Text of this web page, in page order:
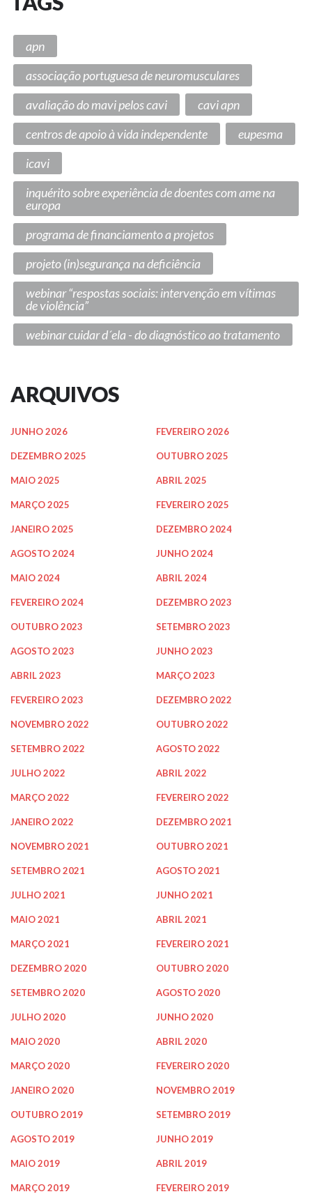
apn
associação portuguesa de neuromusculares
avaliação do mavi pelos cavi
cavi apn
centros de apoio à vida independente
eupesma
icavi
inquérito sobre experiência de doentes com ame na
europa
programa de financiamento a projetos
projeto (in)segurança na deficiência
webinar “respostas sociais: intervenção em vítimas
de violência”
webinar cuidar d´ela - do diagnóstico ao tratamento
ARQUIVOS
JUNHO 2026 FEVEREIRO 2026
DEZEMBRO 2025 OUTUBRO 2025
MAIO 2025 ABRIL 2025
MARÇO 2025 FEVEREIRO 2025
JANEIRO 2025 DEZEMBRO 2024
AGOSTO 2024 JUNHO 2024
MAIO 2024 ABRIL 2024
FEVEREIRO 2024 DEZEMBRO 2023
OUTUBRO 2023 SETEMBRO 2023
AGOSTO 2023 JUNHO 2023
ABRIL 2023 MARÇO 2023
FEVEREIRO 2023 DEZEMBRO 2022
NOVEMBRO 2022 OUTUBRO 2022
SETEMBRO 2022 AGOSTO 2022
JULHO 2022 ABRIL 2022
MARÇO 2022 FEVEREIRO 2022
JANEIRO 2022 DEZEMBRO 2021
NOVEMBRO 2021 OUTUBRO 2021
SETEMBRO 2021 AGOSTO 2021
JULHO 2021 JUNHO 2021
MAIO 2021 ABRIL 2021
MARÇO 2021 FEVEREIRO 2021
DEZEMBRO 2020 OUTUBRO 2020
SETEMBRO 2020 AGOSTO 2020
JULHO 2020 JUNHO 2020
MAIO 2020 ABRIL 2020
MARÇO 2020 FEVEREIRO 2020
JANEIRO 2020 NOVEMBRO 2019
OUTUBRO 2019 SETEMBRO 2019
AGOSTO 2019 JUNHO 2019
MAIO 2019 ABRIL 2019
MARÇO 2019 FEVEREIRO 2019